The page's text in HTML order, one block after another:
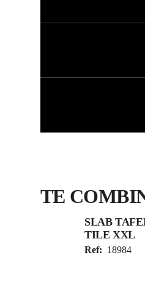
TE
SLAB
TILE XXL
Ref: 18984